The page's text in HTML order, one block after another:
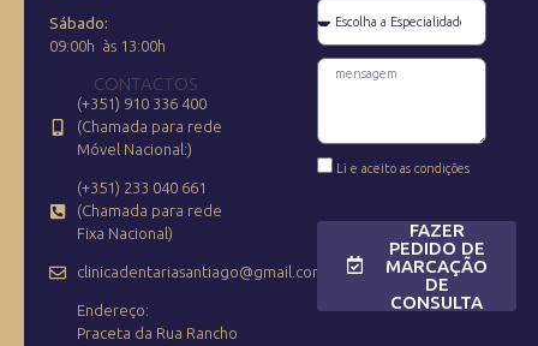
Sábado:
09:00h às 13:00h
CONTACTOS
(+351) 910 336 400
(Chamada para rede
Móvel Nacional:)
(+351) 233 040 661
(Chamada para rede
Fixa Nacional)
clinicadentariasantiago@gmail.com
Endereço:
Praceta da Rua Rancho
Li e aceito as condições
FAZER
PEDIDO DE
MARCAÇÃO
DE
CONSULTA